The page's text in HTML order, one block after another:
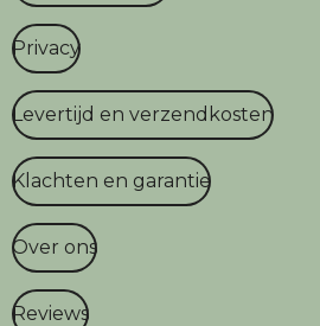
Privacy
Levertijd en verzendkosten
Klachten en garantie
Over ons
Reviews